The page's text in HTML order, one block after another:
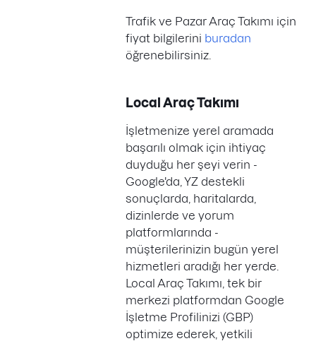
Trafik ve Pazar Araç Takımı için
fiyat bilgilerini buradan
öğrenebilirsiniz.
Local Araç Takımı
İşletmenize yerel aramada
başarılı olmak için ihtiyaç
duyduğu her şeyi verin -
Google'da, YZ destekli
sonuçlarda, haritalarda,
dizinlerde ve yorum
platformlarında -
müşterilerinizin bugün yerel
hizmetleri aradığı her yerde.
Local Araç Takımı, tek bir
merkezi platformdan Google
İşletme Profilinizi (GBP)
optimize ederek, yetkili